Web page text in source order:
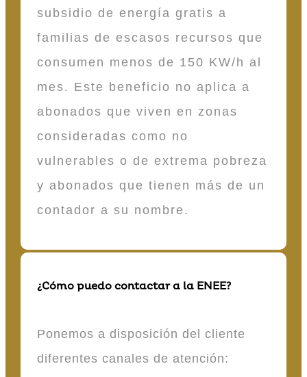
subsidio de energía gratis a
familias de escasos recursos que
consumen menos de 150 KW/h al
mes. Este beneficio no aplica a
abonados que viven en zonas
consideradas como no
vulnerables o de extrema pobreza
y abonados que tienen más de un
contador a su nombre.
¿Cómo puedo contactar a la ENEE?
Ponemos a disposición del cliente
diferentes canales de atención: